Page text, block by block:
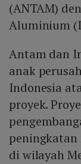
(ANTAM)
Aluminium
Antam dan
anak
Indonesia
proyek.
di wilayah